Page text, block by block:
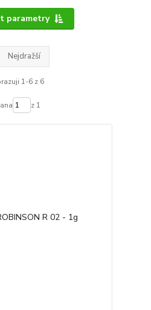
parametry
Nejdražší
1-6 z 6
z 1